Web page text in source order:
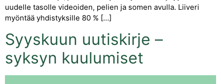
uudelle tasolle videoiden, pelien ja somen avulla. Liiveri
myöntää yhdistyksille 80 % […]
Syyskuun uutiskirje –
syksyn kuulumiset